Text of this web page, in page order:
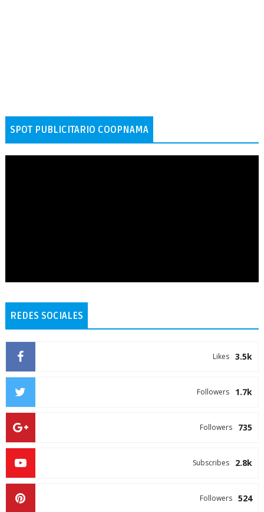
SPOT PUBLICITARIO COOPNAMA
REDES SOCIALES
3.5k
Likes
1.7k
Followers
735
Followers
2.8k
Subscribes
524
Followers